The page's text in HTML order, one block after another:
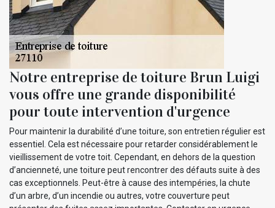
Notre entreprise de toiture Brun Luigi
vous offre une grande disponibilité
pour toute intervention d'urgence
Pour maintenir la durabilité d’une toiture, son entretien régulier est
essentiel. Cela est nécessaire pour retarder considérablement le
vieillissement de votre toit. Cependant, en dehors de la question
d’ancienneté, une toiture peut rencontrer des défauts suite à des
cas exceptionnels. Peut-être à cause des intempéries, la chute
d’un arbre, d’un incendie ou autres, votre couverture peut